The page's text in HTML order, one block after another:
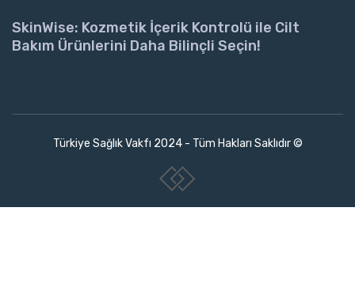
SkinWise: Kozmetik İçerik Kontrolü ile Cilt
Bakım Ürünlerini Daha Bilinçli Seçin!
Türkiye Sağlık Vakfı 2024 - Tüm Hakları Saklıdır ©
www.collectivepeople.com.tr